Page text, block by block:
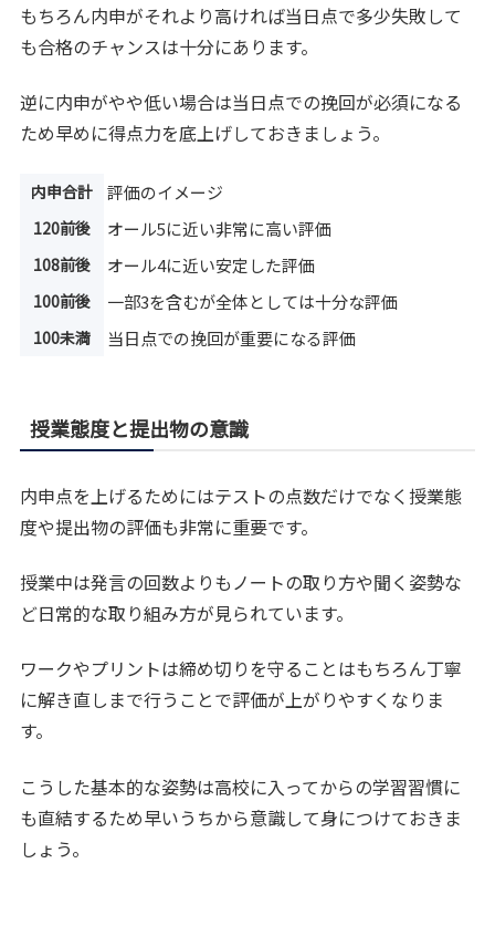
もちろん内申がそれより高ければ当日点で多少失敗して
も合格のチャンスは十分にあります。
逆に内申がやや低い場合は当日点での挽回が必須になる
ため早めに得点力を底上げしておきましょう。
内申合計 評価のイメージ
120前後 オール5に近い非常に高い評価
108前後 オール4に近い安定した評価
100前後 一部3を含むが全体としては十分な評価
100未満 当日点での挽回が重要になる評価
授業態度と提出物の意識
内申点を上げるためにはテストの点数だけでなく授業態
度や提出物の評価も非常に重要です。
授業中は発言の回数よりもノートの取り方や聞く姿勢な
ど日常的な取り組み方が見られています。
ワークやプリントは締め切りを守ることはもちろん丁寧
に解き直しまで行うことで評価が上がりやすくなりま
す。
こうした基本的な姿勢は高校に入ってからの学習習慣に
も直結するため早いうちから意識して身につけておきま
しょう。